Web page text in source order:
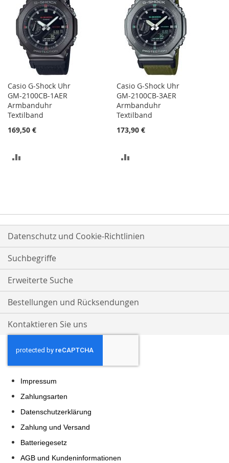
HINZUFÜGEN
HINZUFÜGEN
Casio G-Shock Uhr
GM-2100CB-1AER
Armbanduhr
Textilband
169,50 €
Casio G-Shock Uhr
GM-2100CB-3AER
Armbanduhr
Textilband
173,90 €
Datenschutz und Cookie-Richtlinien
Suchbegriffe
Erweiterte Suche
Bestellungen und Rücksendungen
Kontaktieren Sie uns
Impressum
Zahlungsarten
Datenschutzerklärung
Zahlung und Versand
Batteriegesetz
AGB und Kundeninformationen